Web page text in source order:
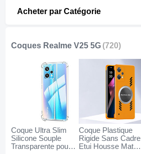
Acheter par Catégorie
Coques Realme V25 5G (720)
Coque Ultra Slim
Silicone Souple
Transparente pour
Coque Plastique
Rigide Sans Cadre
Etui Housse Mat